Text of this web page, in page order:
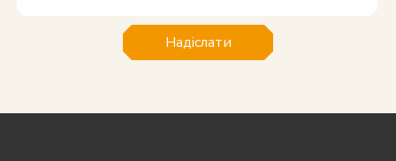
Надіслати